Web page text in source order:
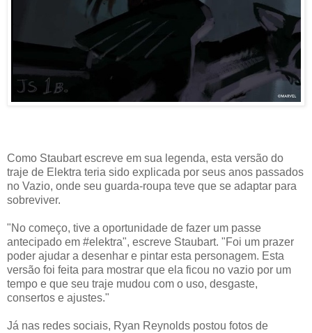
Como Staubart escreve em sua legenda, esta versão do
traje de Elektra teria sido explicada por seus anos passados
​​no Vazio, onde seu guarda-roupa teve que se adaptar para
sobreviver.
"No começo, tive a oportunidade de fazer um passe
antecipado em #elektra", escreve Staubart. "Foi um prazer
poder ajudar a desenhar e pintar esta personagem. Esta
versão foi feita para mostrar que ela ficou no vazio por um
tempo e que seu traje mudou com o uso, desgaste,
consertos e ajustes."
Já nas redes sociais, Ryan Reynolds postou fotos de